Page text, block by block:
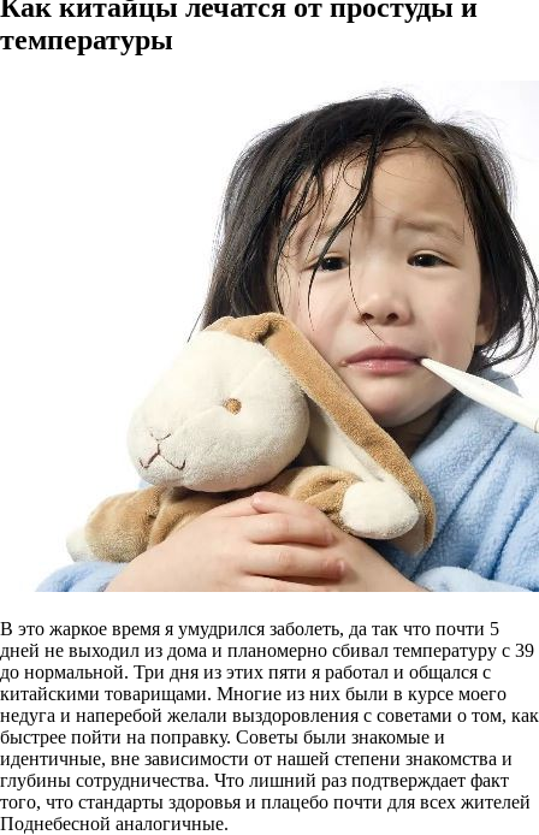
Как китайцы лечатся от простуды и
температуры
В это жаркое время я умудрился заболеть, да так что почти 5
дней не выходил из дома и планомерно сбивал температуру с 39
до нормальной. Три дня из этих пяти я работал и общался с
китайскими товарищами. Многие из них были в курсе моего
недуга и наперебой желали выздоровления с советами о том, как
быстрее пойти на поправку. Советы были знакомые и
идентичные, вне зависимости от нашей степени знакомства и
глубины сотрудничества. Что лишний раз подтверждает факт
того, что стандарты здоровья и плацебо почти для всех жителей
Поднебесной аналогичные.